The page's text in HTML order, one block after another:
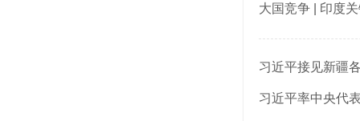
大国竞争 | 印度
习近平接见新疆
习近平率中央代